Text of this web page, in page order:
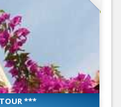
TOUR ***